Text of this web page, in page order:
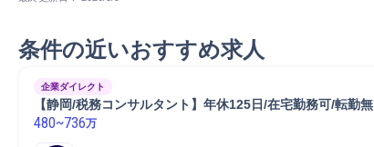
条件の近いおすすめ求人
企業ダイレクト
【静岡/税務コンサルタント】年休125日/在宅勤務可/転勤無
480~736万